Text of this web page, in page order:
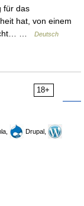
für das
hat, von einem
…
Deutsch
18+
Drupal,